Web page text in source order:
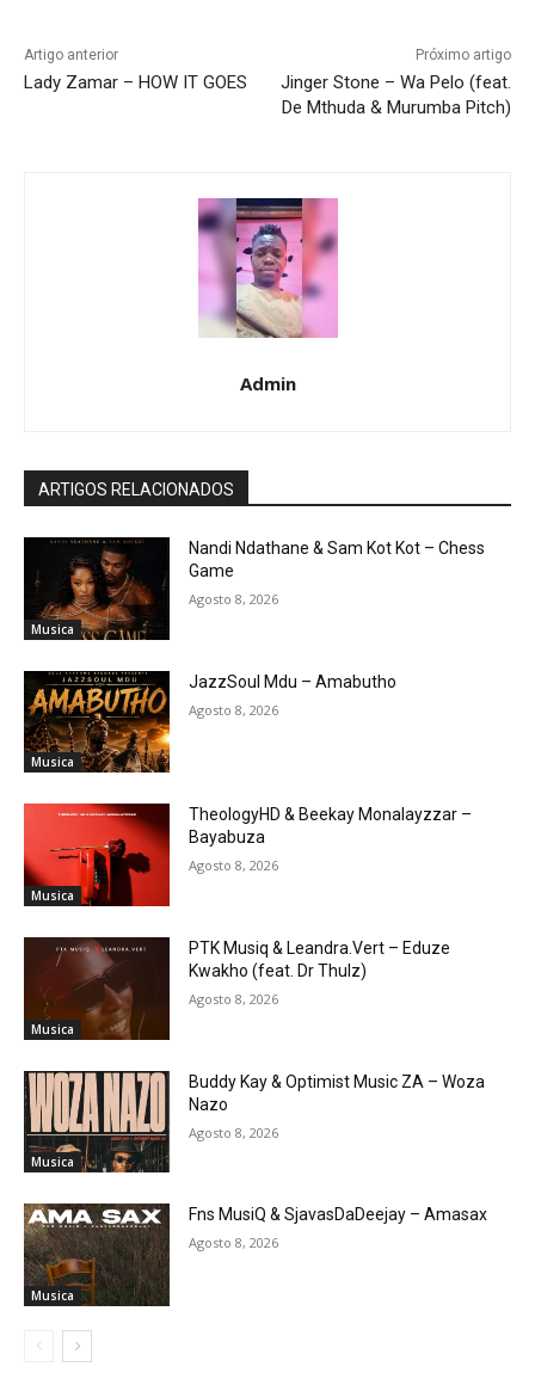
Artigo anterior
Lady Zamar – HOW IT GOES
Próximo artigo
Jinger Stone – Wa Pelo (feat.
De Mthuda & Murumba Pitch)
Admin
ARTIGOS RELACIONADOS
Musica
Nandi Ndathane & Sam Kot Kot – Chess
Game
Agosto 8, 2026
Musica
JazzSoul Mdu – Amabutho
Agosto 8, 2026
Musica
TheologyHD & Beekay Monalayzzar –
Bayabuza
Agosto 8, 2026
Musica
PTK Musiq & Leandra.Vert – Eduze
Kwakho (feat. Dr Thulz)
Agosto 8, 2026
Musica
Buddy Kay & Optimist Music ZA – Woza
Nazo
Agosto 8, 2026
Musica
Fns MusiQ & SjavasDaDeejay – Amasax
Agosto 8, 2026